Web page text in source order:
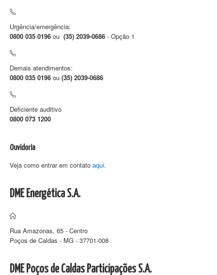
Urgência/emergência:
0800 035 0196 ou (35) 2039-0686 - Opção 1
Demais atendimentos:
0800 035 0196 ou (35) 2039-0686
Deficiente auditivo
0800 073 1200
Ouvidoria
Veja como entrar em contato aqui.
DME Energética S.A.
Rua Amazonas, 65 - Centro
Poços de Caldas - MG - 37701-008
DME Poços de Caldas Participações S.A.